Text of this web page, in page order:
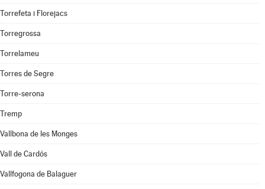
Torrefeta i Florejacs
Torregrossa
Torrelameu
Torres de Segre
Torre-serona
Tremp
Vallbona de les Monges
Vall de Cardós
Vallfogona de Balaguer